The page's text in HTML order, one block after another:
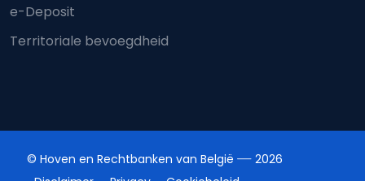
e-Deposit
Territoriale bevoegdheid
© Hoven en Rechtbanken van België
2026